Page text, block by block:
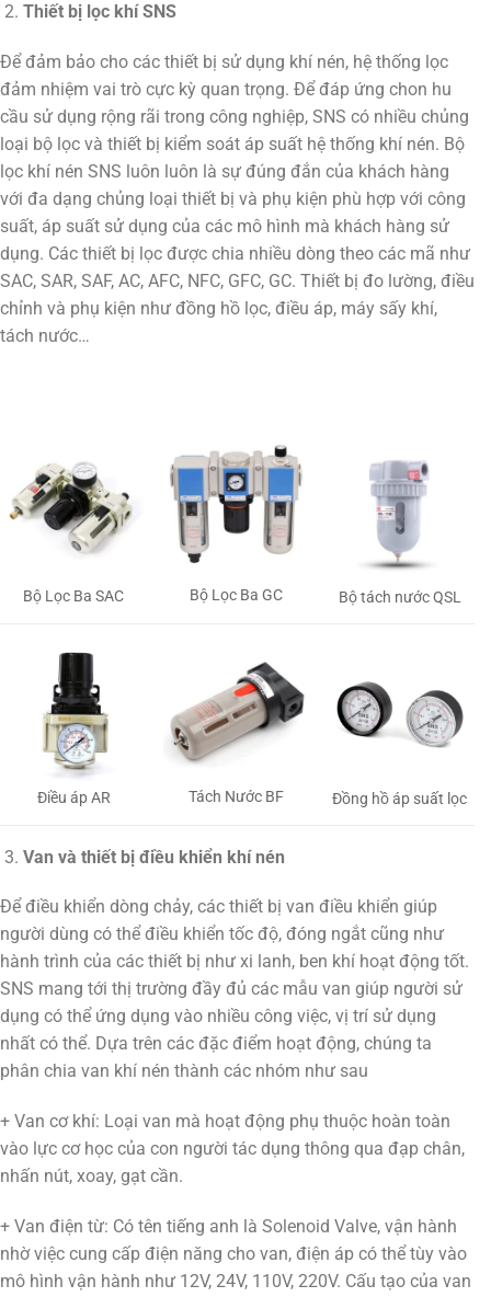
Thiết bị lọc khí SNS
Để đảm bảo cho các thiết bị sử dụng khí nén, hệ thống lọc
đảm nhiệm vai trò cực kỳ quan trọng. Để đáp ứng chon hu
cầu sử dụng rộng rãi trong công nghiệp, SNS có nhiều chủng
loại bộ lọc và thiết bị kiểm soát áp suất hệ thống khí nén. Bộ
lọc khí nén SNS luôn luôn là sự đúng đắn của khách hàng
với đa dạng chủng loại thiết bị và phụ kiện phù hợp với công
suất, áp suất sử dụng của các mô hình mà khách hàng sử
dụng. Các thiết bị lọc được chia nhiều dòng theo các mã như
SAC, SAR, SAF, AC, AFC, NFC, GFC, GC. Thiết bị đo lường, điều
chỉnh và phụ kiện như đồng hồ lọc, điều áp, máy sấy khí,
tách nước…
Bộ Lọc Ba SAC Bộ Lọc Ba GC Bộ tách nước QSL
Điều áp AR Tách Nước BF Đồng hồ áp suất lọc
Van và thiết bị điều khiển khí nén
Để điều khiển dòng chảy, các thiết bị van điều khiển giúp
người dùng có thể điều khiển tốc độ, đóng ngắt cũng như
hành trình của các thiết bị như xi lanh, ben khí hoạt động tốt.
SNS mang tới thị trường đầy đủ các mẫu van giúp người sử
dụng có thể ứng dụng vào nhiều công việc, vị trí sử dụng
nhất có thể. Dựa trên các đặc điểm hoạt động, chúng ta
phân chia van khí nén thành các nhóm như sau
+ Van cơ khí: Loại van mà hoạt động phụ thuộc hoàn toàn
vào lực cơ học của con người tác dụng thông qua đạp chân,
nhấn nút, xoay, gạt cần.
+ Van điện từ: Có tên tiếng anh là Solenoid Valve, vận hành
nhờ việc cung cấp điện năng cho van, điện áp có thể tùy vào
mô hình vận hành như 12V, 24V, 110V, 220V. Cấu tạo của van